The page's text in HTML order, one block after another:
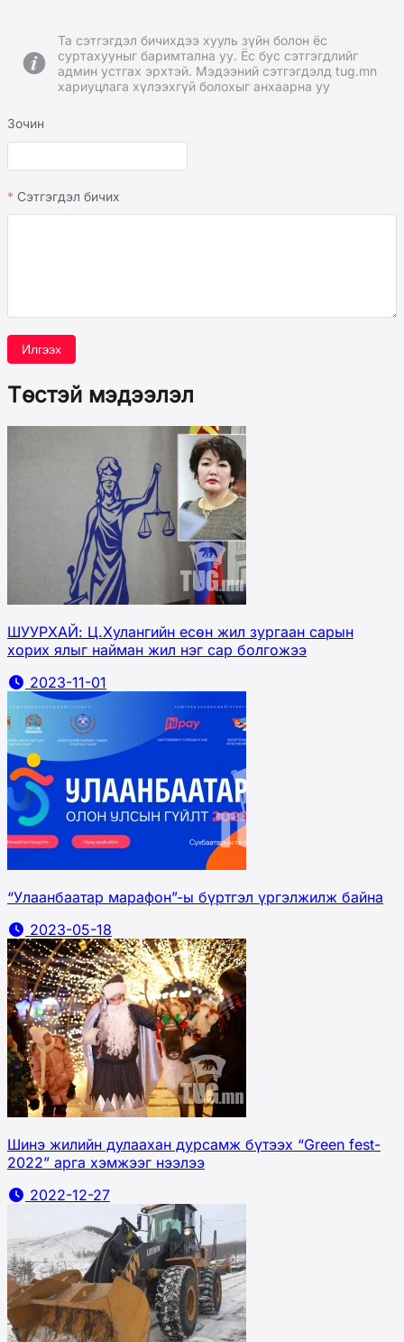
Та сэтгэгдэл бичихдээ хууль зүйн болон ёс
суртахууныг баримтална уу. Ёс бус сэтгэгдлийг
админ устгах эрхтэй. Мэдээний сэтгэгдэлд tug.mn
хариуцлага хүлээхгүй болохыг анхаарна уу
Зочин
Сэтгэгдэл бичих
Илгээх
Төстэй мэдээлэл
ШУУРХАЙ: Ц.Хулангийн есөн жил зургаан сарын
хорих ялыг найман жил нэг сар болгожээ
2023-11-01
“Улаанбаатар марафон”-ы бүртгэл үргэлжилж байна
2023-05-18
Шинэ жилийн дулаахан дурсамж бүтээх “Green fest-
2022” арга хэмжээг нээлээ
2022-12-27